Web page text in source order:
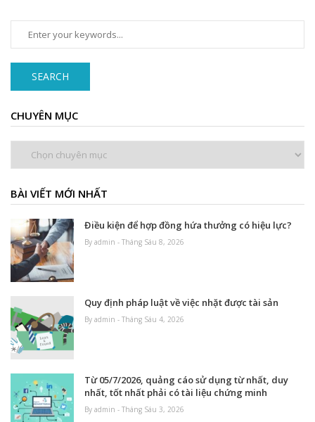
SEARCH
CHUYÊN MỤC
BÀI VIẾT MỚI NHẤT
Điều kiện để hợp đồng hứa thưởng có hiệu lực?
By admin - Tháng Sáu 8, 2026
Quy định pháp luật về việc nhặt được tài sản
By admin - Tháng Sáu 4, 2026
Từ 05/7/2026, quảng cáo sử dụng từ nhất, duy
nhất, tốt nhất phải có tài liệu chứng minh
By admin - Tháng Sáu 3, 2026